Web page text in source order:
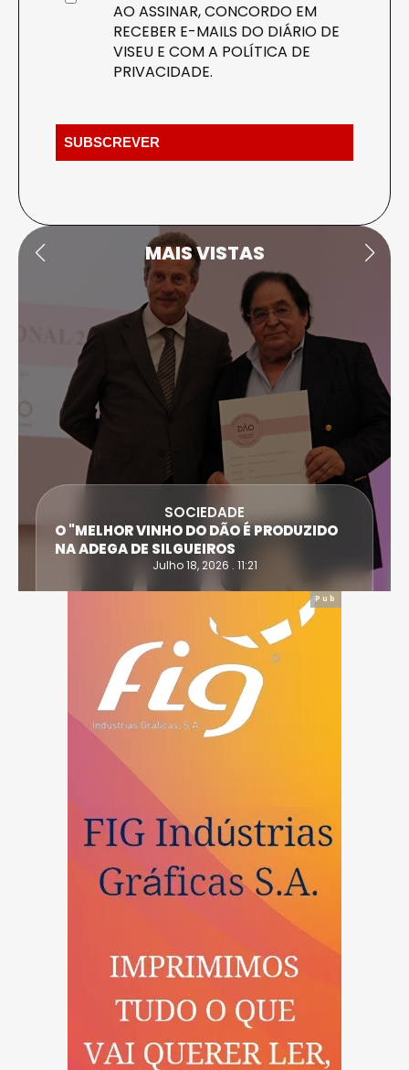
AO ASSINAR, CONCORDO EM
RECEBER E-MAILS DO DIÁRIO DE
VISEU E COM A POLÍTICA DE
PRIVACIDADE.
MAIS VISTAS
SOCIEDADE
O "MELHOR VINHO DO DÃO É PRODUZIDO
NA ADEGA DE SILGUEIROS
Julho 18, 2026 . 11:21
Pub